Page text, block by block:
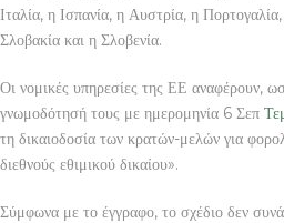
Ιταλία, η Ισπανία, η Αυστρία, η
Σλοβακία και η Σλοβενία.
Οι νομικές υπηρεσίες της ΕΕ αναφέρουν,
γνωμοδότησή τους με ημερομηνία 6 Σεπ
τη δικαιοδοσία των κρατών-μελών για
διεθνούς εθιμικού δικαίου».
Σύμφωνα με το έγγραφο, το σχέδιο δεν